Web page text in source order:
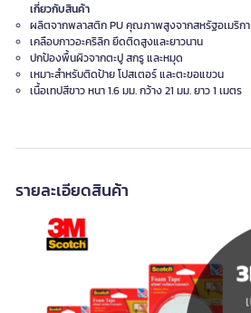
เกี่ยวกับสินค้า
ผลิตจากพลาสติก PU คุณภาพสูงจากสหรัฐอเมริกา
เคลือบกาวอะคริลิก ยึดติดสูงและยาวนาน
ปกป้องพื้นผิวจากตะปู สกรู และหมุด
เหมาะสำหรับติดป้าย โปสเตอร์ และตะขอแขวน
เนื้อเทปสีขาว หนา 1.6 มม. กว้าง 21 มม. ยาว 1 เมตร
รายละเอียดสินค้า